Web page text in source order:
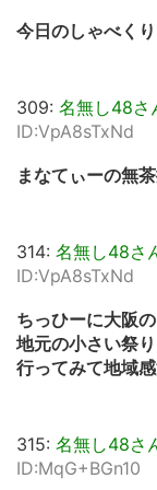
今日のしゃべく
309: 名無し48さ
ID:VpA8sTxNd
まなてぃーの無
314: 名無し48さ
ID:VpA8sTxNd
ちっひーに大阪
地元の小さい祭
行ってみて地域
315: 名無し48さ
ID:MqG+BGn10